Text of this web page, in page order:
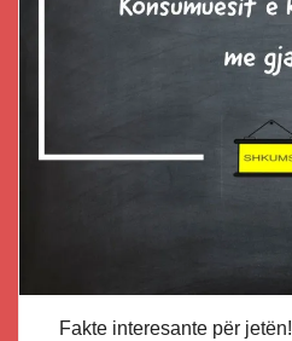
Fakte interesante për jetën!